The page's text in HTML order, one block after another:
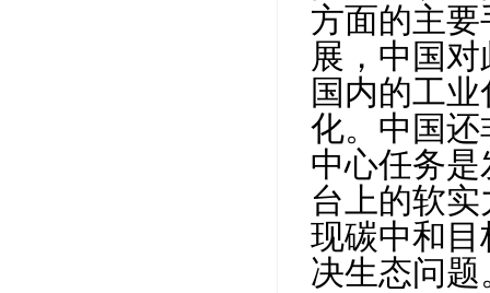
方面的主
展，中国
国内的工
化。中国
中心任务
台上的软
现碳中和
决生态问题